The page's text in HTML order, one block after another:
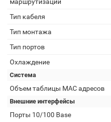
Тип кабеля
Тип монтажа
Тип портов
Охлаждение
Система
Объем таблицы MAC адресов
Внешние интерфейсы
Порты 10/100 Base